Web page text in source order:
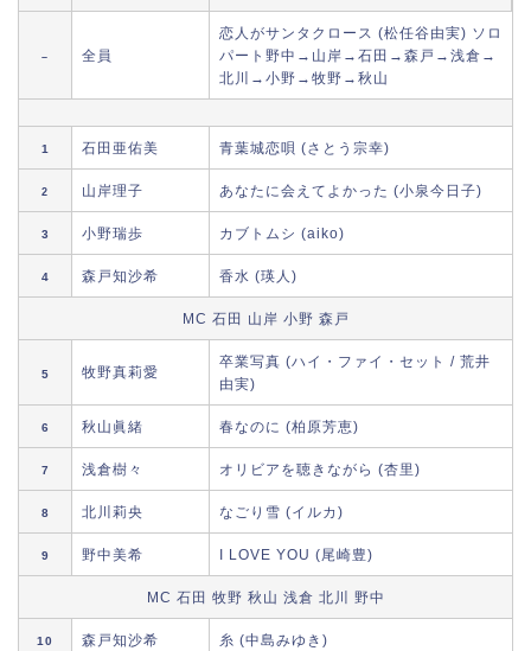
– 全員
恋人がサンタクロース (松任谷由実) ソロ
パート野中→山岸→石田→森戸→浅倉→
北川→小野→牧野→秋山
1 石田亜佑美 青葉城恋唄 (さとう宗幸)
2 山岸理子 あなたに会えてよかった (小泉今日子)
3 小野瑞歩 カブトムシ (aiko)
4 森戸知沙希 香水 (瑛人)
MC 石田 山岸 小野 森戸
5 牧野真莉愛
卒業写真 (ハイ・ファイ・セット / 荒井
由実)
6 秋山眞緒 春なのに (柏原芳恵)
7 浅倉樹々 オリビアを聴きながら (杏里)
8 北川莉央 なごり雪 (イルカ)
9 野中美希 I LOVE YOU (尾崎豊)
MC 石田 牧野 秋山 浅倉 北川 野中
10 森戸知沙希 糸 (中島みゆき)